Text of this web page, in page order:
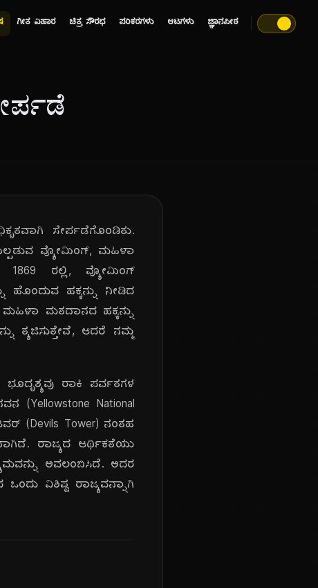
ಗೀತ ವಿಹಾರ ಚಿತ್ರ ಸೌರಭ ಪರಿಕರಗಳು ಆಟಗಳು ಜ್ಞಾನಪೀಠ
ಸೇರ್ಪಡೆಗೊಂಡಿತು.
ವ್ಯೋಮಿಂಗ್, ಮಹಿಳಾ
1869 ರಲ್ಲಿ, ವ್ಯೋಮಿಂಗ್
ಹೊಂದುವ ಹಕ್ಕನ್ನು ನೀಡಿದ
ಮಹಿಳಾ ಮತದಾನದ ಹಕ್ಕನ್ನು
ತ್ಯಜಿಸುತ್ತೇವೆ, ಆದರೆ ನಮ್ಮ
ರಾಕಿ ಪರ್ವತಗಳ
(Yellowstone National
(Devils Tower) ನಂತಹ
ರಾಜ್ಯದ ಆರ್ಥಿಕತೆಯು
ಅವಲಂಬಿಸಿದೆ. ಅದರ
ವಿಶಿಷ್ಟ ರಾಜ್ಯವನ್ನಾಗಿ